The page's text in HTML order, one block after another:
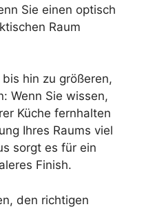
Sie einen optisch
Raum
hin zu größeren,
Wenn Sie wissen,
Küche fernhalten
Ihres Raums viel
sorgt es für ein
Finish.
den richtigen